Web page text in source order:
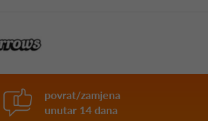
povrat/zamjena
unutar 14 dana